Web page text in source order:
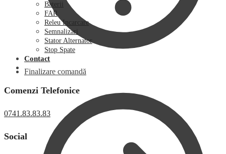
Finalizare comandă
Baterii
FAR
Releu Incarcare
Semnalizari
Stator Alternator
Stop Spate
Contact
Comenzi Telefonice
0741.83.83.83
Social